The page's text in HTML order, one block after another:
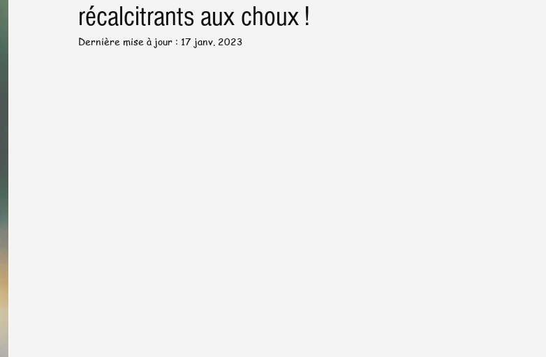
Santé dans l'assiette News letter Plats de fêtes
récalcitrants aux choux !
Dernière mise à jour : 17 janv. 2023